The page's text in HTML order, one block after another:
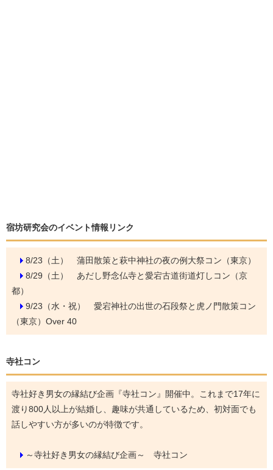
宿坊研究会のイベント情報リンク
8/23（土） 蒲田散策と萩中神社の夜の例大祭コン（東京）
8/29（土） あだし野念仏寺と愛宕古道街道灯しコン（京
都）
9/23（水・祝） 愛宕神社の出世の石段祭と虎ノ門散策コン
（東京）Over 40
寺社コン
寺社好き男女の縁結び企画『寺社コン』開催中。これまで17年に
渡り800人以上が結婚し、趣味が共通しているため、初対面でも
話しやすい方が多いのが特徴です。
～寺社好き男女の縁結び企画～ 寺社コン